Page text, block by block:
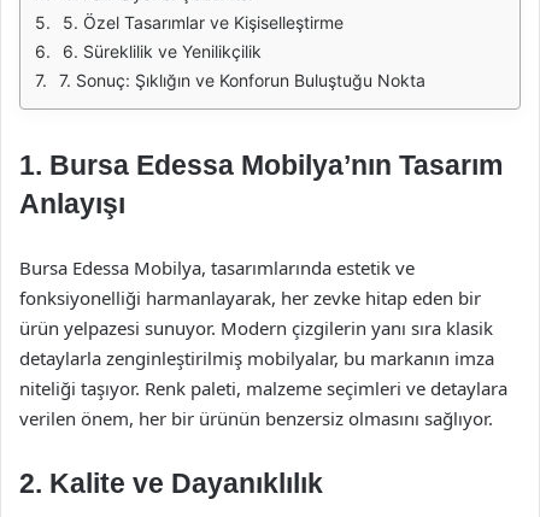
5. Özel Tasarımlar ve Kişiselleştirme
6. Süreklilik ve Yenilikçilik
7. Sonuç: Şıklığın ve Konforun Buluştuğu Nokta
1. Bursa Edessa Mobilya’nın Tasarım
Anlayışı
Bursa Edessa Mobilya, tasarımlarında estetik ve
fonksiyonelliği harmanlayarak, her zevke hitap eden bir
ürün yelpazesi sunuyor. Modern çizgilerin yanı sıra klasik
detaylarla zenginleştirilmiş mobilyalar, bu markanın imza
niteliği taşıyor. Renk paleti, malzeme seçimleri ve detaylara
verilen önem, her bir ürünün benzersiz olmasını sağlıyor.
2. Kalite ve Dayanıklılık